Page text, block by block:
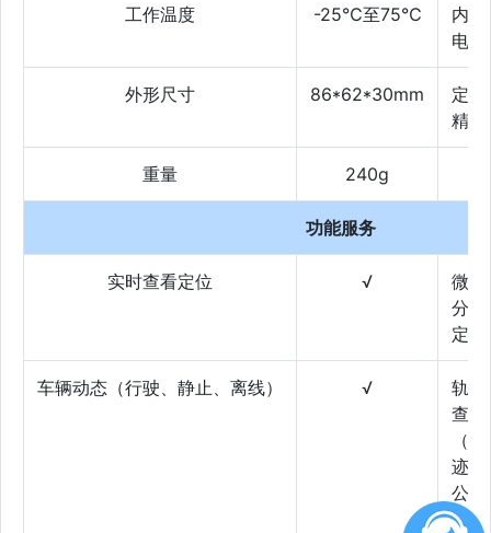
工作温度 -25℃至75℃
内置
电池
外形尺寸 86*62*30mm
定位
精度
重量 240g
功能服务
实时查看定位 √
微信
分享
定位
车辆动态（行驶、静止、离线） √
轨迹
查看
（轨
迹、
公里
数、